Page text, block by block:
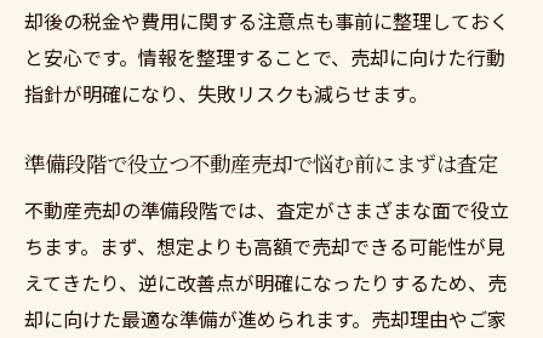
却後の税金や費用に関する注意点も事前に整理しておく
と安心です。情報を整理することで、売却に向けた行動
指針が明確になり、失敗リスクも減らせます。
準備段階で役立つ不動産売却で悩む前にまずは査定
不動産売却の準備段階では、査定がさまざまな面で役立
ちます。まず、想定よりも高額で売却できる可能性が見
えてきたり、逆に改善点が明確になったりするため、売
却に向けた最適な準備が進められます。売却理由やご家